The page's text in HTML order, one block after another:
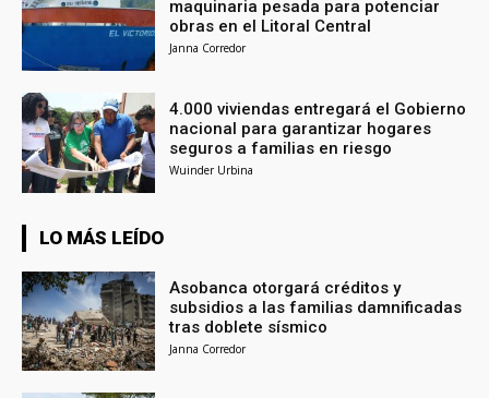
maquinaria pesada para potenciar
obras en el Litoral Central
Janna Corredor
4.000 viviendas entregará el Gobierno
nacional para garantizar hogares
seguros a familias en riesgo
Wuinder Urbina
LO MÁS LEÍDO
Asobanca otorgará créditos y
subsidios a las familias damnificadas
tras doblete sísmico
Janna Corredor